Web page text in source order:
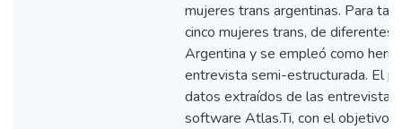
mujeres trans argentinas. Para tal
cinco mujeres trans, de diferentes
Argentina y se empleó como
entrevista semi-estructurada. El
datos extraídos de las entrevistas
software Atlas.Ti, con el objetivo